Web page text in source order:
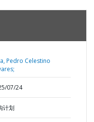
Pedro Celestino
07/24
计划